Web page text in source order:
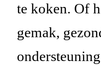
te koken. Of
gemak,